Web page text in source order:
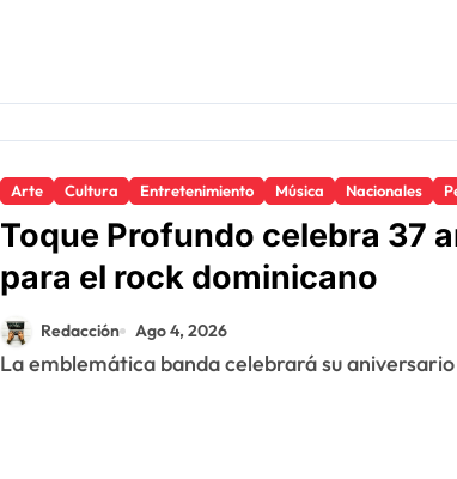
Arte Cultura Entretenimiento Música Nacionales
Toque Profundo celebra 37
para el rock dominicano
Redacción Ago 4, 2026
La emblemática banda celebrará su